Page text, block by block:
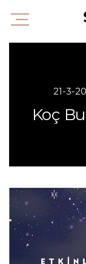
21-3-
Koç